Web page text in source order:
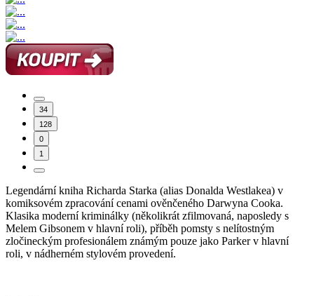
34
128
0
1
Legendární kniha Richarda Starka (alias Donalda Westlakea) v
komiksovém zpracování cenami ověnčeného Darwyna Cooka.
Klasika moderní kriminálky (několikrát zfilmovaná, naposledy s
Melem Gibsonem v hlavní roli), příběh pomsty s nelítostným
zločineckým profesionálem známým pouze jako Parker v hlavní
roli, v nádherném stylovém provedení.